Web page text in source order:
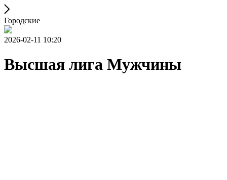
Городские
2026-02-11 10:20
Высшая лига Мужчины